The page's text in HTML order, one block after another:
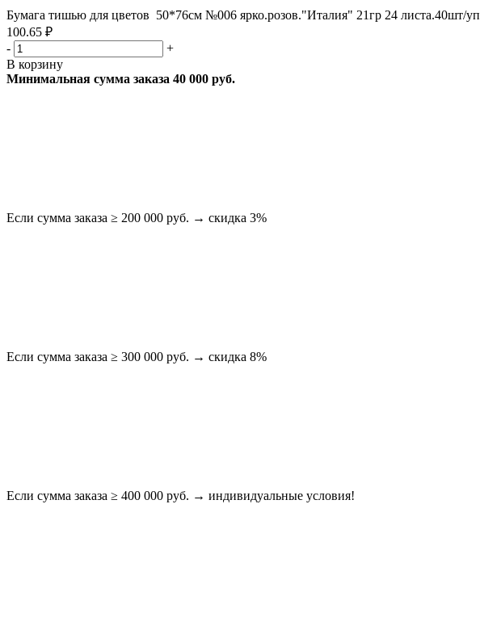
Бумага тишью для цветов 50*76см №006 ярко.розов."Италия" 21гр 24 листа.40шт/уп
100.65 ₽
-
+
В корзину
Минимальная сумма заказа 40 000 руб.
Если сумма заказа ≥ 200 000 руб. → скидка 3%
Если сумма заказа ≥ 300 000 руб. → скидка 8%
Если сумма заказа ≥ 400 000 руб. → индивидуальные условия!